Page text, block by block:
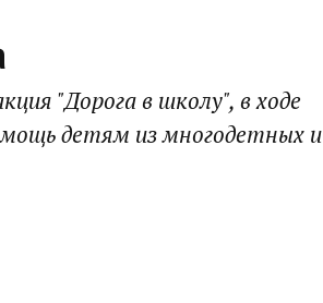
"Дорога в школу", в ходе
детям из многодетных и